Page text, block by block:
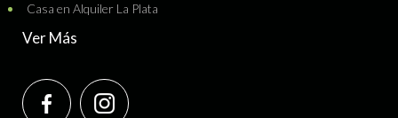
Casa en Alquiler La Plata
Ver Más